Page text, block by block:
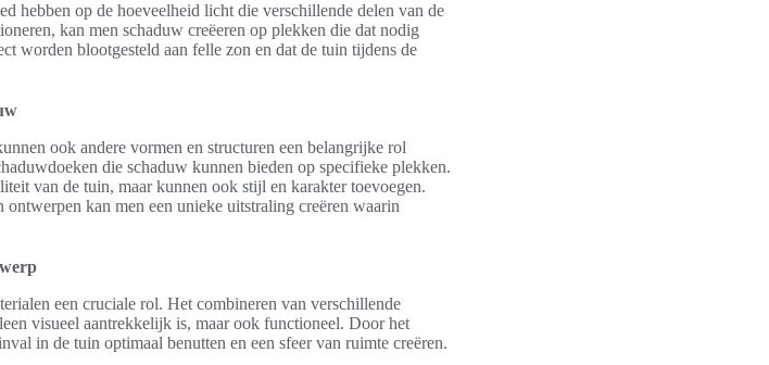
hebben op de hoeveelheid licht die verschillende delen van de
kan men schaduw creëeren op plekken die dat nodig
worden blootgesteld aan felle zon en dat de tuin tijdens de
ook andere vormen en structuren een belangrijke rol
die schaduw kunnen bieden op specifieke plekken.
van de tuin, maar kunnen ook stijl en karakter toevoegen.
kan men een unieke uitstraling creëren waarin
een cruciale rol. Het combineren van verschillende
visueel aantrekkelijk is, maar ook functioneel. Door het
in de tuin optimaal benutten en een sfeer van ruimte creëren.